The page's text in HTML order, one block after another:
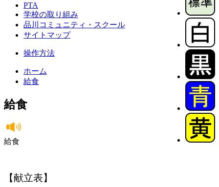
PTA
学校の取り組み
品川コミュニティ・スクール
サイトマップ
操作方法
ホーム
給食
給食
給食
【献立表】